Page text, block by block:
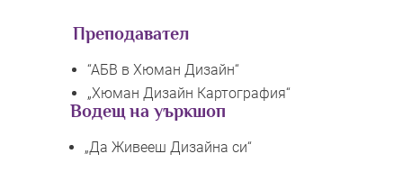
Преподавател
“АБВ в Хюман Дизайн“
„Хюман Дизайн Картография“
Водещ на уъркшоп
„Да Живееш Дизайна си“